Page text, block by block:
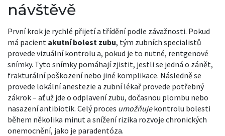
návštěvě
První krok je rychlé přijetí a třídění podle závažnosti. Pokud
má pacient akutní bolest zubu, tým zubních specialistů
provede vizuální kontrolu a, pokud je to nutné, rentgenové
snímky. Tyto snímky pomáhají zjistit, jestli se jedná o zánět,
frakturální poškození nebo jiné komplikace. Následně se
provede lokální anestezie a zubní lékař provede potřebný
zákrok – ať už jde o odplavení zubu, dočasnou plombu nebo
nasazení antibiotik. Celý proces umožňujekontrolu bolesti
během několika minut a snížení rizika rozvoje chronických
onemocnění, jako je paradentóza.